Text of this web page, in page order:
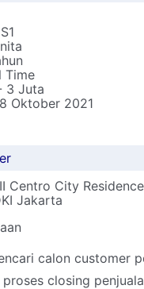
Time
3 Juta
Oktober 2021
Centro City Residence
Jakarta
calon customer
closing